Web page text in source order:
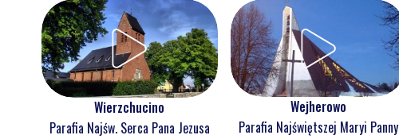
Wierzchucino
Parafia Najśw. Serca Pana Jezusa
Wejherowo
Parafia Najświętszej Maryi Panny